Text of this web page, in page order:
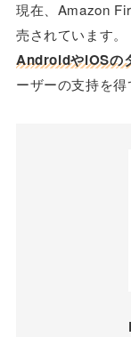
現在、Amazon
売されています。
AndroidやiOSの
ーザーの支持を得